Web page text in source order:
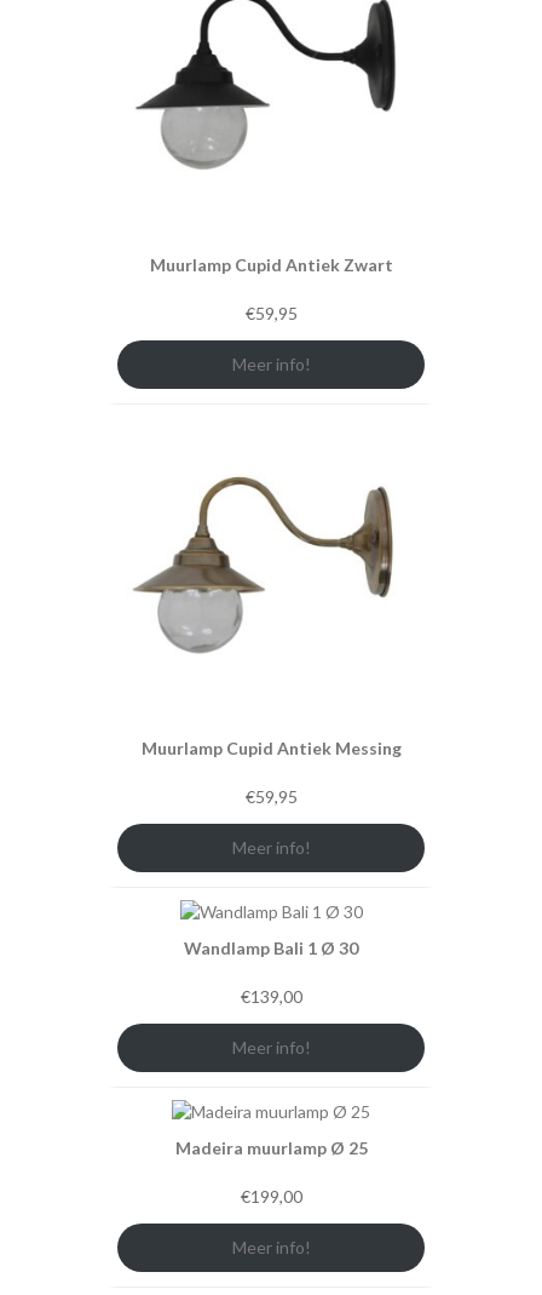
Muurlamp Cupid Antiek Zwart
€59,95
Meer info!
Muurlamp Cupid Antiek Messing
€59,95
Meer info!
Wandlamp Bali 1 Ø 30
€139,00
Meer info!
Madeira muurlamp Ø 25
€199,00
Meer info!